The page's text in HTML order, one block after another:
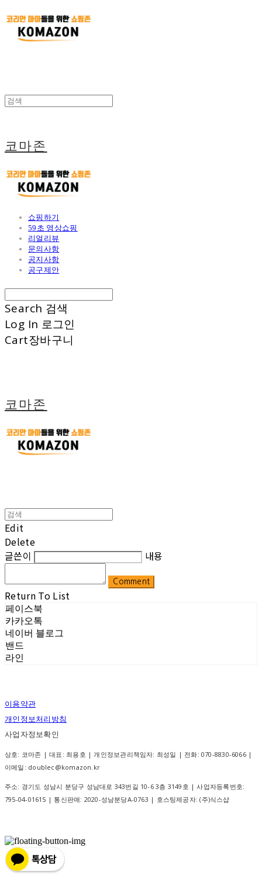
코마존
쇼핑하기
59초 영상쇼핑
리얼리뷰
문의사항
공지사항
공구제안
Search 검색
Log In 로그인
Cart장바구니
코마존
Edit
Delete
글쓴이
내용
Comment
Return To List
페이스북
카카오톡
네이버 블로그
밴드
라인
이용약관
개인정보처리방침
사업자정보확인
상호: 코마존 | 대표: 최용호 | 개인정보관리책임자: 최성일 | 전화: 070-8830-6066 |
이메일: doublec@komazon.kr
주소: 경기도 성남시 분당구 성남대로 343번길 10-6 3층 3149호 | 사업자등록번호:
795-04-01615 | 통신판매: 2020-성남분당A-0763 | 호스팅제공자: (주)식스샵